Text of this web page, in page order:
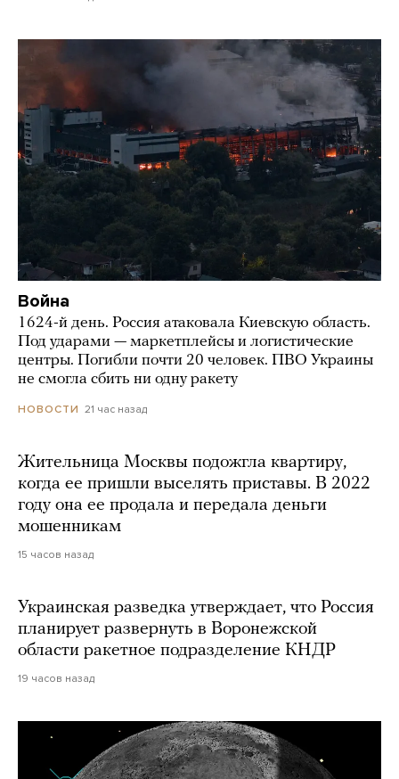
Война
1624-й день. Россия атаковала Киевскую область.
Под ударами — маркетплейсы и логистические
центры. Погибли почти 20 человек. ПВО Украины
не смогла сбить ни одну ракету
НОВОСТИ 21 час назад
Жительница Москвы подожгла квартиру,
когда ее пришли выселять приставы. В 2022
году она ее продала и передала деньги
мошенникам
15 часов назад
Украинская разведка утверждает, что Россия
планирует развернуть в Воронежской
области ракетное подразделение КНДР
19 часов назад